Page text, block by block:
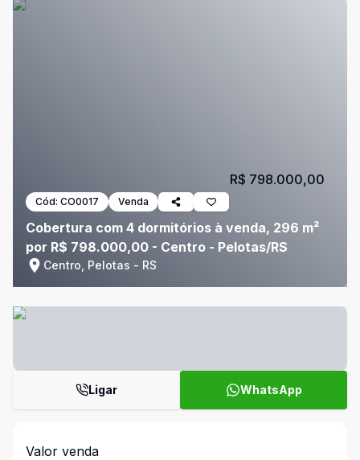
Cód: CO0017 Venda
Cobertura com 4 dormitórios à venda, 296 m²
por R$ 798.000,00 - Centro - Pelotas/RS
Centro, Pelotas - RS
R$ 798.000,00
Ligar WhatsApp
Valor venda